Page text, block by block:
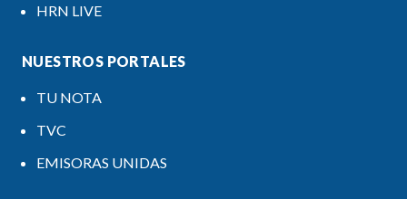
HRN LIVE
NUESTROS PORTALES
TU NOTA
TVC
EMISORAS UNIDAS